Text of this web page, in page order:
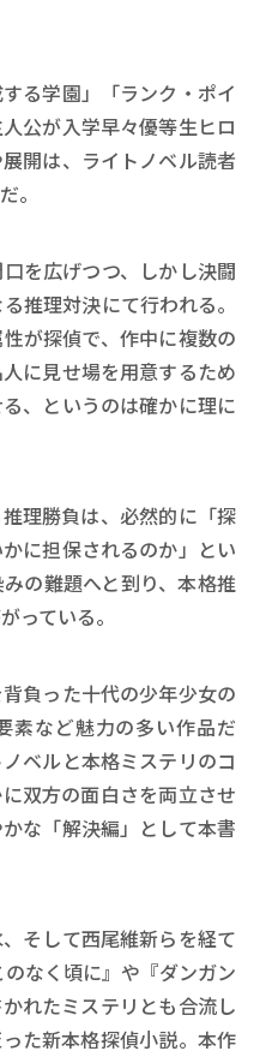
る学園」「ランク・ポイ
公が入学早々優等生ヒロ
開は、ライトノベル読者
。
を広げつつ、しかし決闘
推理対決にて行われる。
が探偵で、作中に複数の
に見せ場を用意するため
、というのは確かに理に
理勝負は、必然的に「探
に担保されるのか」とい
の難題へと到り、本格推
っている。
負った十代の少年少女の
素など魅力の多い作品だ
ベルと本格ミステリのコ
双方の面白さを両立させ
な「解決編」として本書
そして西尾維新らを経て
のなく頃に』や『ダンガン
れたミステリとも合流し
た新本格探偵小説。本作